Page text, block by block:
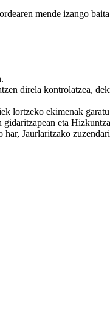
mende izango
direla kontrolatzea,
lortzeko ekimenak
eta
Jaurlaritzako